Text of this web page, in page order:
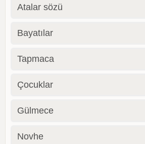
Atalar sözü
Bayatılar
Tapmaca
Çocuklar
Gülmece
Novhe